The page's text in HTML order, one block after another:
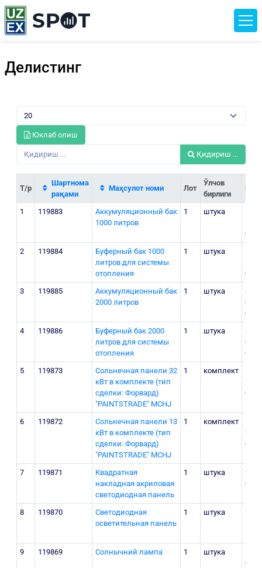
Делистинг
Юклаб олиш
Қидириш ...
Т/р
Шартнома
рақами
Маҳсулот номи Лот
Ўлчов
бирлиги
1 119883
Аккумуляционный бак
1000 литров
1 штука
000
2
119884
Буферный бак 1000
литров для системы
отопления
1 штука
000
3
119885
Аккумуляционный бак
2000 литров
1 штука
30
050
000
4
119886
Буферный бак 2000
литров для системы
отопления
1 штука
30
000
000
5
119873
Сольнечная панели 32
кВт в комплекте (тип
сделки: Форвард)
"PAINTSTRADE" MCHJ
1 комплект
200
000
6 119872
Сольнечная панели 13
кВт в комплекте (тип
сделки: Форвард)
"PAINTSTRADE" MCHJ
1 комплект
300
000
7 119871
Квадратная
накладная акриловая
светодиодная панель
1 штука
90
000
8 119870
Светодиодная
осветительная панель
1 штука
71
9 119869 Солнычний лампа 1 штука
000